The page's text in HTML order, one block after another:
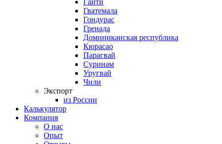
Гаити
Гватемала
Гондурас
Гренада
Доминиканская республика
Кюрасао
Парагвай
Суринам
Уругвай
Чили
Экспорт
из России
Калькулятор
Компания
О нас
Опыт